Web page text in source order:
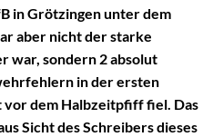
in Grötzingen unter dem
aber nicht der starke
war, sondern 2 absolut
in der ersten
vor dem Halbzeitpfiff fiel. Das
Sicht des Schreibers dieses